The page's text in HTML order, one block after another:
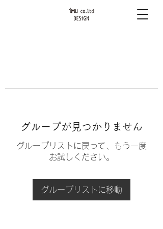
グループが見つかりません
グループリストに戻って、もう一度
お試しください。
グループリストに移動